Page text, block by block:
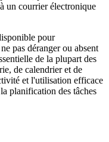
un courrier électronique
pour
pas déranger ou absent
de la plupart des
de calendrier et de
et l'utilisation efficace
planification des tâches